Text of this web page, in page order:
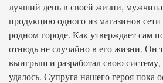
лучший день в своей жизни,
продукцию одного из магазинов
родном городе. Как утверждает сам
отнюдь не случайно в его жизни. Он
выигрыш и разработал свою систему,
удалось. Супруга нашего героя пока